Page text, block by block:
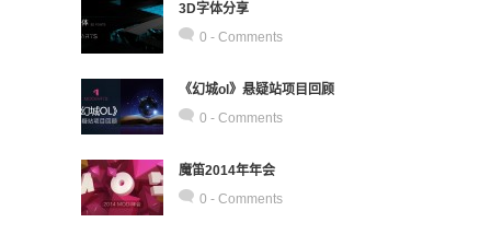
3D字体分享
0 - Comments
《幻城ol》悬疑站项目回顾
0 - Comments
魔笛2014年年会
0 - Comments